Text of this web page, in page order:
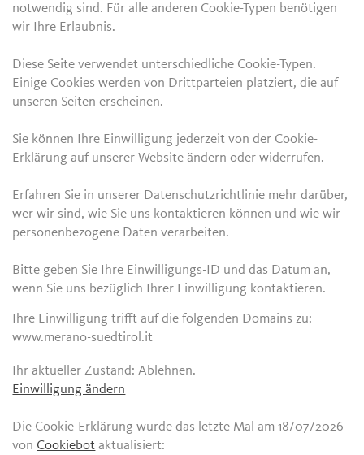
notwendig sind. Für alle anderen Cookie-Typen benötigen
wir Ihre Erlaubnis.
Diese Seite verwendet unterschiedliche Cookie-Typen.
Einige Cookies werden von Drittparteien platziert, die auf
unseren Seiten erscheinen.
Sie können Ihre Einwilligung jederzeit von der Cookie-
Erklärung auf unserer Website ändern oder widerrufen.
Erfahren Sie in unserer Datenschutzrichtlinie mehr darüber,
wer wir sind, wie Sie uns kontaktieren können und wie wir
personenbezogene Daten verarbeiten.
Bitte geben Sie Ihre Einwilligungs-ID und das Datum an,
wenn Sie uns bezüglich Ihrer Einwilligung kontaktieren.
Ihre Einwilligung trifft auf die folgenden Domains zu:
www.merano-suedtirol.it
Ihr aktueller Zustand: Ablehnen.
Einwilligung ändern
Die Cookie-Erklärung wurde das letzte Mal am 18/07/2026
von Cookiebot aktualisiert: